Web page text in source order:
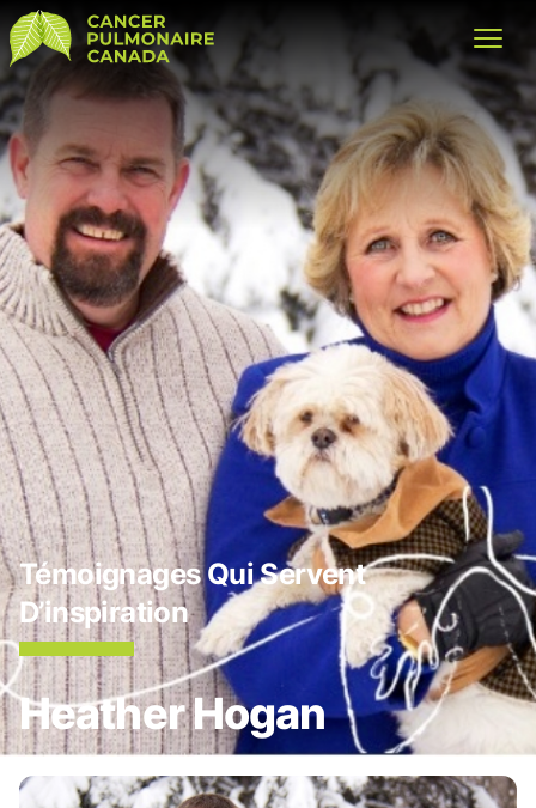
Cancer Pulmonaire Canada
Témoignages Qui Servent
D’inspiration
Heather Hogan